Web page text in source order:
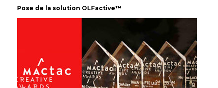
Pose de la solution OLFactive™